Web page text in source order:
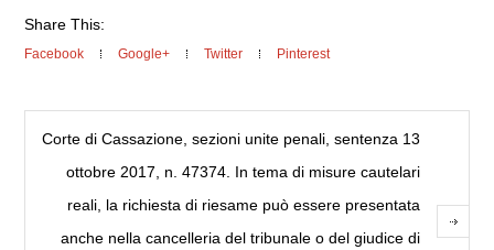
Share This:
Facebook Google+ Twitter Pinterest
Corte di Cassazione, sezioni unite penali, sentenza 13
ottobre 2017, n. 47374. In tema di misure cautelari
reali, la richiesta di riesame può essere presentata
anche nella cancelleria del tribunale o del giudice di